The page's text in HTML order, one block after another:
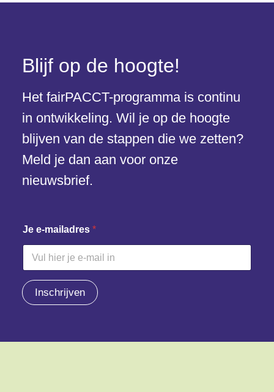
Blijf op de hoogte!
Het fairPACCT-programma is continu
in ontwikkeling. Wil je op de hoogte
blijven van de stappen die we zetten?
Meld je dan aan voor onze
nieuwsbrief.
e
*
Je e-mailadres *
Inschrijven